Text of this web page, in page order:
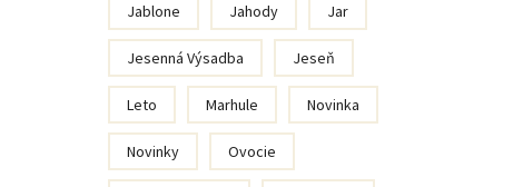
Jablone Jahody Jar
Jesenná Výsadba Jeseň
Leto Marhule Novinka
Novinky Ovocie